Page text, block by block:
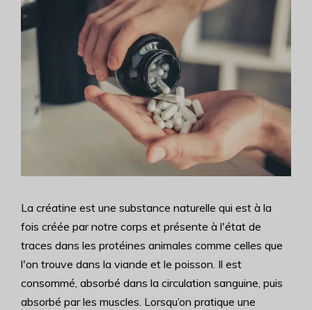
La créatine est une substance naturelle qui est à la
fois créée par notre corps et présente à l'état de
traces dans les protéines animales comme celles que
l'on trouve dans la viande et le poisson. Il est
consommé, absorbé dans la circulation sanguine, puis
absorbé par les muscles. Lorsqu’on pratique une